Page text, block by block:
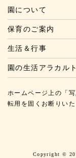
園について
保育のご案内
生活＆行事
園の生活アラカルト
ホームページ上の「
転用を固くお断りいた
Copyright ©